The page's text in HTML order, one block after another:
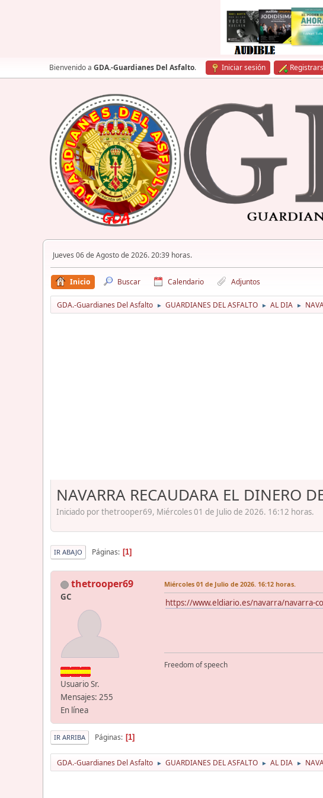
Bienvenido a GDA.-Guardianes Del Asfalto. Iniciar sesión
Jueves 06 de Agosto de 2026. 20:39 horas.
Inicio Buscar Calendario Adjuntos
GDA.-Guardianes Del Asfalto ► GUARDIANES DEL ASFALTO ► AL DIA ►
NAVARRA RECAUDARA EL DINERO
Iniciado por thetrooper69, Miércoles 01 de Julio de 2026. 16:12 horas.
IR ABAJO Páginas 1
thetrooper69
GC
Usuario Sr.
Mensajes: 255
En línea
Miércoles 01 de Julio de 2026. 16:12 horas.
https://www.eldiario.es/navarra/navarra-
Freedom of speech
IR ARRIBA Páginas 1
GDA.-Guardianes Del Asfalto ► GUARDIANES DEL ASFALTO ► AL DIA ►